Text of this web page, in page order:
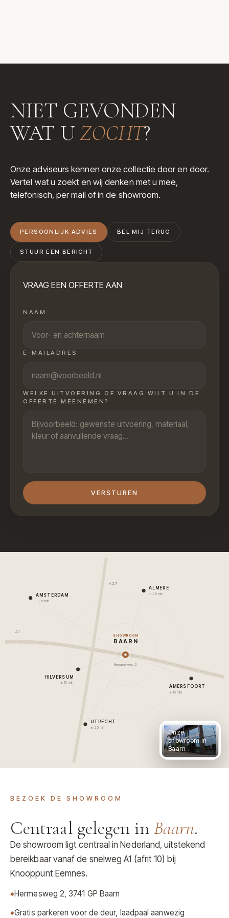
NIET GEVONDEN
WAT UZOCHT?
Onze adviseurs kennen onze collectie door en door.
Vertel wat u zoekt en wij denken met u mee,
telefonisch, per mail of in de showroom.
PERSOONLIJK ADVIES BEL MIJ TERUG
STUUR EEN BERICHT
VRAAG EEN OFFERTE AAN
NAAM
E-MAILADRES
WELKE UITVOERING OF VRAAG WILT U IN DE
OFFERTE MEENEMEN?
VERSTUREN
A1
A27
AMSTERDAM
± 35 min
ALMERE
± 25 min
AMERSFOORT
± 15 min
HILVERSUM
± 10 min
UTRECHT
± 25 min
SHOWROOM
BAARN
Hermesweg 2
Onze
showroom in
Baarn
BEZOEK DE SHOWROOM
Centraal gelegen in Baarn.
De showroom ligt centraal in Nederland, uitstekend
bereikbaar vanaf de snelweg A1 (afrit 10) bij
Knooppunt Eemnes.
Hermesweg 2, 3741 GP Baarn
Gratis parkeren voor de deur, laadpaal aanwezig